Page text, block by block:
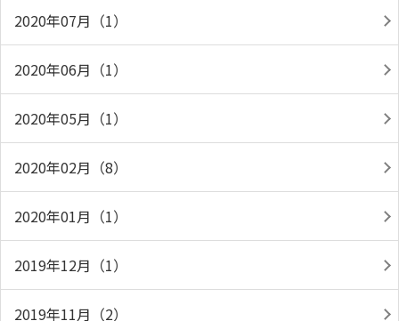
2020年07月（1）
2020年06月（1）
2020年05月（1）
2020年02月（8）
2020年01月（1）
2019年12月（1）
2019年11月（2）